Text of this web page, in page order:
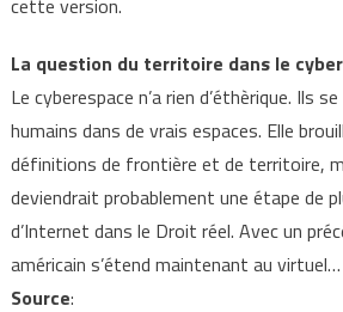
cette version.
La question du territoire dans le
Le cyberespace n’a rien d’éthèrique. Ils
humains dans de vrais espaces. Elle
définitions de frontière et de territoire,
deviendrait probablement une étape de
d’Internet dans le Droit réel. Avec un
américain s’étend maintenant au virtuel…
Source: